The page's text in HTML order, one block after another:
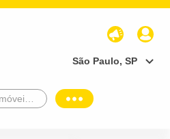
São Paulo, SP